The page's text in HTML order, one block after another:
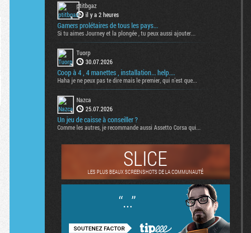
ptitbgaz
il y a 2 heures
Gamers prolétaires de tous les pays...
Si tu aimes Journey et la plongée , tu peux aussi ajouter...
Tuorp
30.07.2026
Coop à 4 , 4 manettes , installation... help....
Haha je ne peux pas te dire mais le premier, qui n'est que...
Nazca
25.07.2026
Un jeu de caisse à conseiller ?
Comme les autres, je recommande aussi Assetto Corsa qui...
SLICE
LES PLUS BEAUX SCREENSHOTS DE LA COMMUNAUTÉ